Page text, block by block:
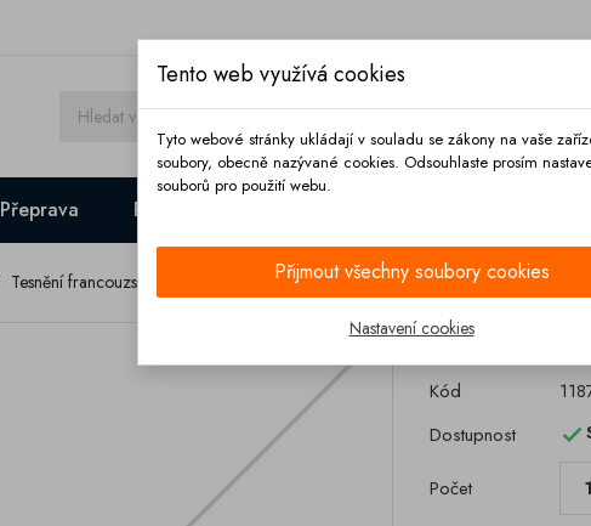
Přeprava Platba
Tesnění francouzské spojky DN 80 černé
Tesnění
Kód
Dostupnost

Počet
Tento web využívá cookies
Tyto webové stránky ukládají v souladu se zákony na vaše
soubory, obecně nazývané cookies. Odsouhlaste prosím
souborů pro použití webu.
Přijmout všechny soubory cookies
Nastavení cookies